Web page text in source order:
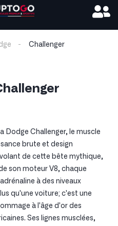
Challenger
Dodge Challenger, le muscle
brute et design
de cette bête mythique,
son moteur V8, chaque
à des niveaux
qu'une voiture; c'est une
à l'âge d'or des
Ses lignes musclées,